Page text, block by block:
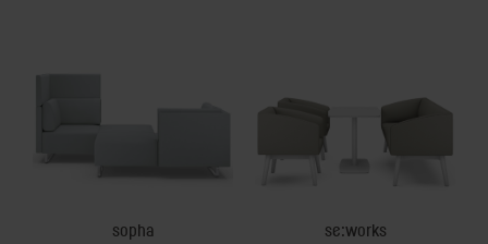
sopha
se:works